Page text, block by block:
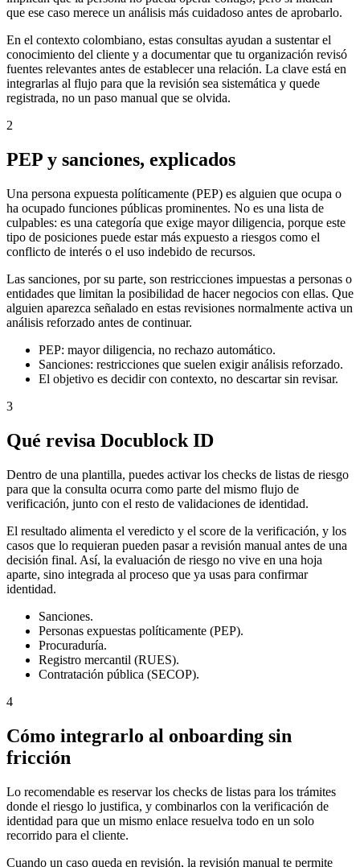
que ese caso merece un análisis más cuidadoso antes de aprobarlo.
En el contexto colombiano, estas consultas ayudan a sustentar el
conocimiento del cliente y a documentar que tu organización revisó
fuentes relevantes antes de establecer una relación. La clave está en
integrarlas al flujo para que la revisión sea sistemática y quede
registrada, no un paso manual que se olvida.
2
PEP y sanciones, explicados
Una persona expuesta políticamente (PEP) es alguien que ocupa o
ha ocupado funciones públicas prominentes. No es una lista de
culpables: es una categoría que exige mayor diligencia, porque este
tipo de posiciones puede estar más expuesto a riesgos como el
conflicto de interés o el uso indebido de recursos.
Las sanciones, por su parte, son restricciones impuestas a personas o
entidades que limitan la posibilidad de hacer negocios con ellas. Que
alguien aparezca señalado en estas revisiones normalmente activa un
análisis reforzado antes de continuar.
PEP: mayor diligencia, no rechazo automático.
Sanciones: restricciones que suelen exigir análisis reforzado.
El objetivo es decidir con contexto, no descartar sin revisar.
3
Qué revisa Docublock ID
Dentro de una plantilla, puedes activar los checks de listas de riesgo
para que la consulta ocurra como parte del mismo flujo de
verificación, junto con el resto de validaciones de identidad.
El resultado alimenta el veredicto y el score de la verificación, y los
casos que lo requieran pueden pasar a revisión manual antes de una
decisión final. Así, la evaluación de riesgo no vive en una hoja
aparte, sino integrada al proceso que ya usas para confirmar
identidad.
Sanciones.
Personas expuestas políticamente (PEP).
Procuraduría.
Registro mercantil (RUES).
Contratación pública (SECOP).
4
Cómo integrarlo al onboarding sin
fricción
Lo recomendable es reservar los checks de listas para los trámites
donde el riesgo lo justifica, y combinarlos con la verificación de
identidad para que un mismo enlace resuelva todo en un solo
recorrido para el cliente.
Cuando un caso queda en revisión, la revisión manual te permite